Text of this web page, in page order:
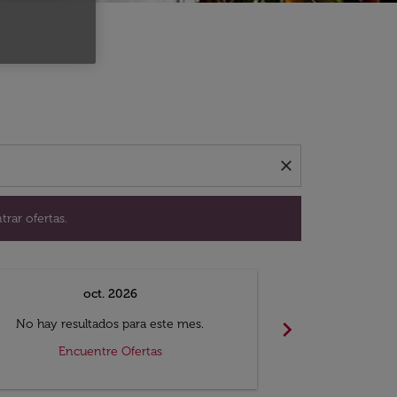
close
ofertas.
para encontrar ofertas.
oct. 2026
No hay resultados para este mes.
Encuentre Ofertas
chevron_right